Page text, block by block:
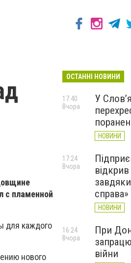
с пламенной
для каждого
нового
ОСТАННІ НОВИНИ
У
НОВИНИ
17:40
Вчора
справа»
НОВИНИ
17:24
Вчора
При
війни
16:24
Вчора